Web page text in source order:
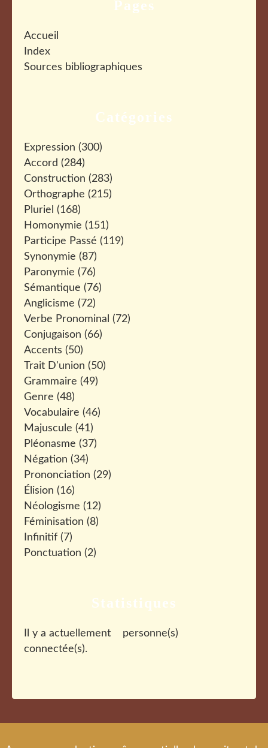
Catégories
Expression (300)
Accord (284)
Construction (283)
Orthographe (215)
Pluriel (168)
Homonymie (151)
Participe Passé (119)
Synonymie (87)
Paronymie (76)
Sémantique (76)
Anglicisme (72)
Verbe Pronominal (72)
Conjugaison (66)
Accents (50)
Trait D'union (50)
Grammaire (49)
Genre (48)
Vocabulaire (46)
Majuscule (41)
Pléonasme (37)
Négation (34)
Prononciation (29)
Élision (16)
Néologisme (12)
Féminisation (8)
Infinitif (7)
Ponctuation (2)
Pages
Accueil
Index
Sources bibliographiques
Statistiques
Il y a actuellement
personne(s)
connectée(s).